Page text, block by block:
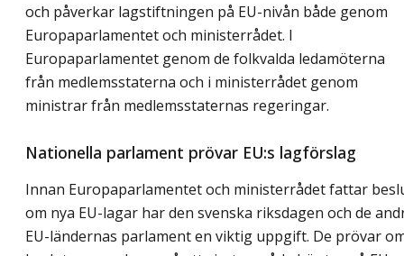
och påverkar lagstiftningen på EU-nivån både genom
Europaparlamentet och ministerrådet. I
Europaparlamentet genom de folkvalda ledamöterna
från medlemsstaterna och i ministerrådet genom
ministrar från medlemsstaternas regeringar.
Nationella parlament prövar EU:s lagförslag
Innan Europaparlamentet och ministerrådet fattar
om nya EU-lagar har den svenska riksdagen och de
EU-ländernas parlament en viktig uppgift. De prövar